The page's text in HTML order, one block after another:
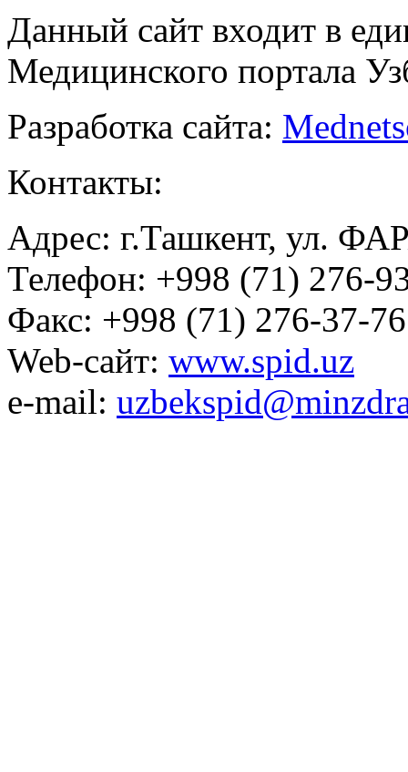
Данный сайт входит в
Медицинского портала
Разработка сайта:
Контакты:
Адрес: г.Ташкент, ул.
Телефон: +998 (71) 276-
Факс: +998 (71) 276-37-76
Web-сайт: www.spid.uz
e-mail: